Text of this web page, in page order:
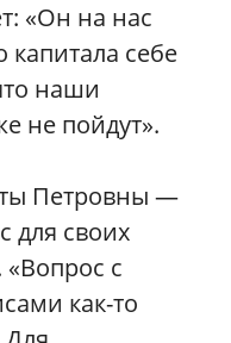
«Он на нас
капитала себе
наши
не пойдут».
Петровны —
для своих
с
как-то